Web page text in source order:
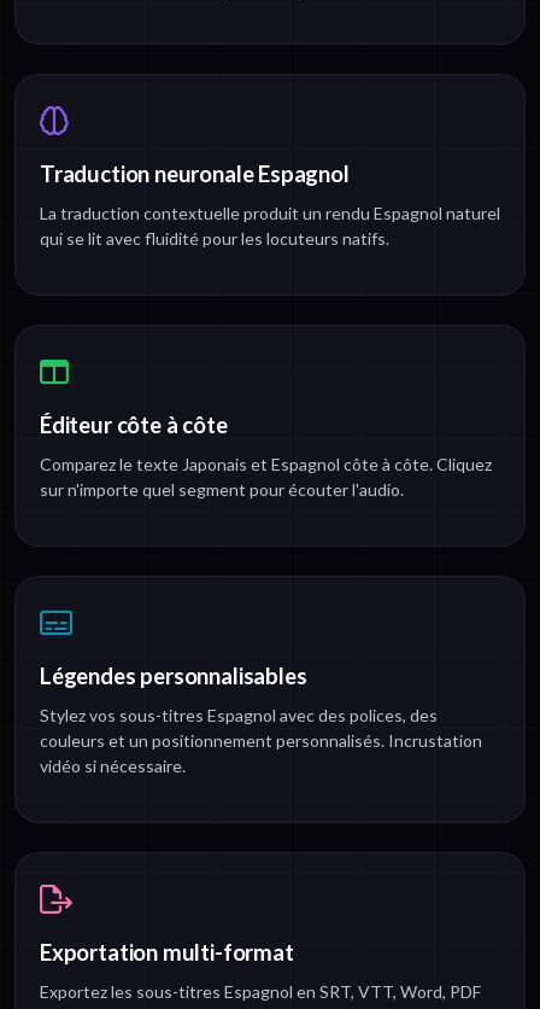
Traduction neuronale Espagnol
La traduction contextuelle produit un rendu Espagnol naturel
qui se lit avec fluidité pour les locuteurs natifs.
Éditeur côte à côte
Comparez le texte Japonais et Espagnol côte à côte. Cliquez
sur n'importe quel segment pour écouter l'audio.
Légendes personnalisables
Stylez vos sous-titres Espagnol avec des polices, des
couleurs et un positionnement personnalisés. Incrustation
vidéo si nécessaire.
Exportation multi-format
Exportez les sous-titres Espagnol en SRT, VTT, Word, PDF